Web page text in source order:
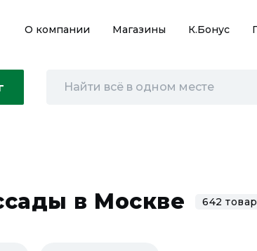
О компании Магазины К.Бонус
в Москве 642